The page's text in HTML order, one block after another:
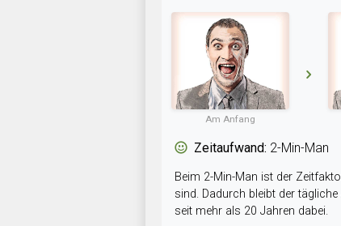
Am Anfang
Zeitaufwand: 2-Min-Man
Beim 2-Min-Man ist der
sind. Dadurch bleibt der
seit mehr als 20 Jahren dabei.